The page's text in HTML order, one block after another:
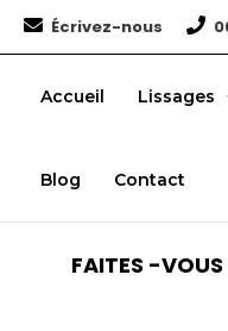
Aller
Écrivez-nous
Accueil Lissages
Blog Contact
FAITES -